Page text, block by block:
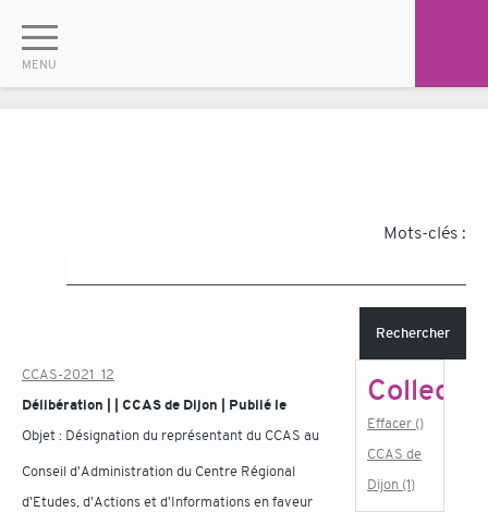
Mots-clés :
Rechercher
CCAS-2021_12
Délibération | | CCAS de Dijon | Publié le
Objet : Désignation du représentant du CCAS au
Conseil d'Administration du Centre Régional
d'Etudes, d'Actions et d'Informations en faveur
Effacer ()
CCAS de
Dijon (1)